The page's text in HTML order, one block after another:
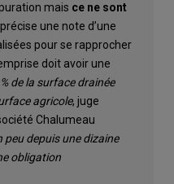
mais ce ne sont
une note d’une
pour se rapprocher
doit avoir une
de la surface drainée
agricole, juge
Chalumeau
peu depuis une dizaine
obligation